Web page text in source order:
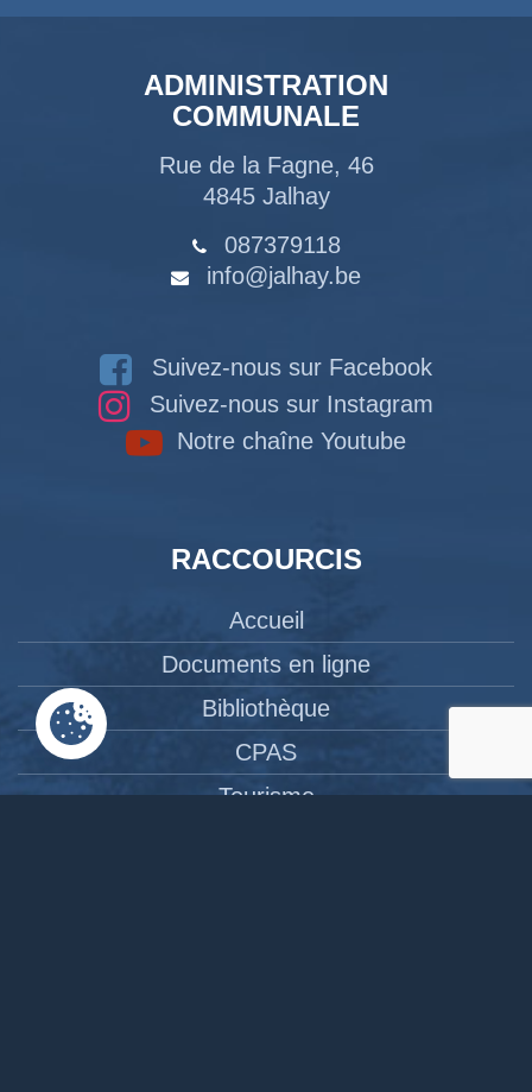
ADMINISTRATION
COMMUNALE
Rue de la Fagne, 46
4845 Jalhay
087379118
info@jalhay.be
Suivez-nous sur Facebook
Suivez-nous sur Instagram
Notre chaîne Youtube
RACCOURCIS
Accueil
Documents en ligne
Bibliothèque
CPAS
Tourisme